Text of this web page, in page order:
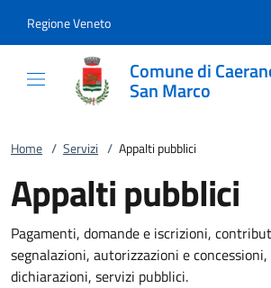
Regione Veneto
Comune di
San Marco
Home / Servizi / Appalti pubblici
Appalti pubblici
Pagamenti, domande e iscrizioni,
segnalazioni, autorizzazioni e
dichiarazioni, servizi pubblici.